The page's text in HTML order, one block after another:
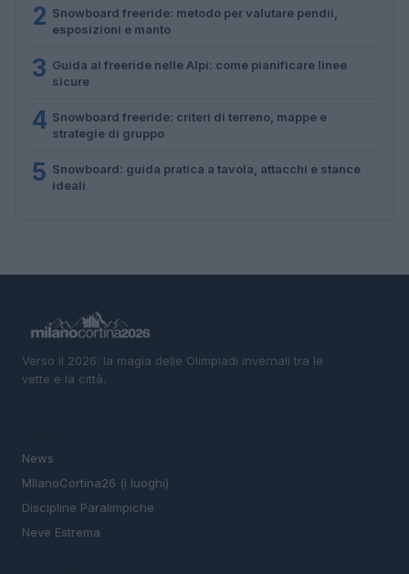
2 Snowboard freeride: metodo per valutare pendii,
esposizioni e manto
3 Guida al freeride nelle Alpi: come pianificare linee
sicure
4 Snowboard freeride: criteri di terreno, mappe e
strategie di gruppo
5 Snowboard: guida pratica a tavola, attacchi e stance
ideali
Verso il 2026: la magia delle Olimpiadi invernali tra le
vette e la città.
News
MIlanoCortina26 (i luoghi)
Discipline Paralimpiche
Neve Estrema